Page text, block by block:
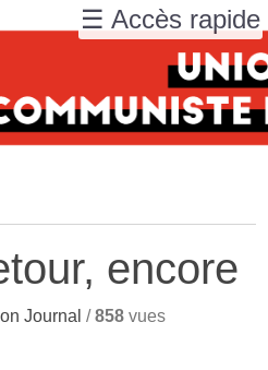
encore
Journal /858 vues
☰ Accès rapide